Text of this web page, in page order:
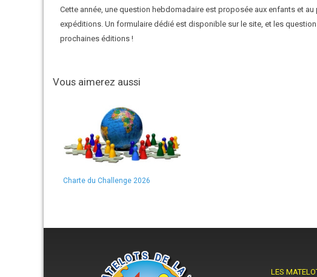
Cette année, une question hebdomadaire est proposée aux enfants et
expéditions. Un formulaire dédié est disponible sur le site, et les
prochaines éditions !
Vous aimerez aussi
Charte du Challenge 2026
LES